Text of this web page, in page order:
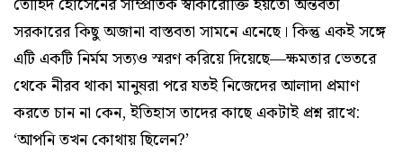
সরকারের কিছু অজানা বাস্তবতা সামনে এনেছে। কিন্তু একই সঙ্গে
এটি একটি নির্মম সত্যও স্মরণ করিয়ে দিয়েছে—ক্ষমতার ভেতরে
থেকে নীরব থাকা মানুষরা পরে যতই নিজেদের আলাদা প্রমাণ
করতে চান না কেন, ইতিহাস তাদের কাছে একটাই প্রশ্ন রাখে:
‘আপনি তখন কোথায় ছিলেন?’